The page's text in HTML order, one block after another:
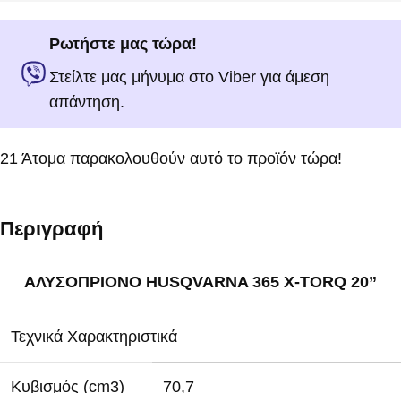
Ρωτήστε μας τώρα!
Στείλτε μας μήνυμα στο Viber για άμεση
απάντηση.
21 Άτομα παρακολουθούν αυτό το προϊόν τώρα!
Περιγραφή
ΑΛΥΣΟΠΡΙΟΝΟ HUSQVARNA 365 X-TORQ 20”
Τεχνικά Χαρακτηριστικά
Κυβισμός (cm3) 70,7